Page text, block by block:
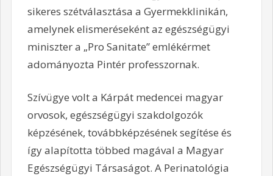
sikeres szétválasztása a Gyermekklinikán,
amelynek elismeréseként az egészségügyi
miniszter a „Pro Sanitate” emlékérmet
adományozta Pintér professzornak.
Szívügye volt a Kárpát medencei magyar
orvosok, egészségügyi szakdolgozók
képzésének, továbbképzésének segítése és
így alapította többed magával a Magyar
Egészségügyi Társaságot. A Perinatológia